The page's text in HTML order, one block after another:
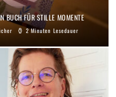
BUCH FÜR STILLE MOMENTE
2 Minuten Lesedauer